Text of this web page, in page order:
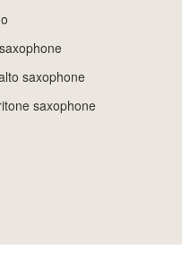
saxophone
saxophone